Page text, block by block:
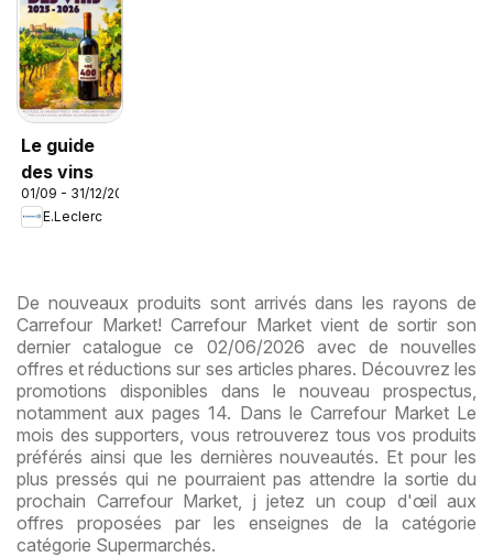
Le guide
des vins
01/09 - 31/12/2026
E.Leclerc
De nouveaux produits sont arrivés dans les rayons de
Carrefour Market! Carrefour Market vient de sortir son
dernier catalogue ce 02/06/2026 avec de nouvelles
offres et réductions sur ses articles phares. Découvrez les
promotions disponibles dans le nouveau prospectus,
notamment aux pages 14. Dans le Carrefour Market Le
mois des supporters, vous retrouverez tous vos produits
préférés ainsi que les dernières nouveautés. Et pour les
plus pressés qui ne pourraient pas attendre la sortie du
prochain Carrefour Market, j jetez un coup d'œil aux
offres proposées par les enseignes de la catégorie
catégorie Supermarchés.